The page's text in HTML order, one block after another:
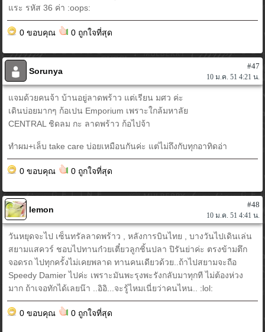
แระ รหัส 36 ค่า :oops:
0 ขอบคุณ 0 ถูกใจที่สุด
Sorunya
#47
10 ม.ค. 51 4:21 น.
แจมด้วยคนจ้า บ้านอยู่ลาดพร้าว แต่เรียน มศว ค่ะ
เดินบ่อยมากๆ ก้อเปน Emporium เพราะใกล้มหาลัย
CENTRAL ชิดลม กะ ลาดพร้าว ก้อไปจ้า
ทำผม+เล็บ take care บ่อยเหมือนกันค่ะ แต่ไม่ถึงกับทุกอาทิดอ่า
0 ขอบคุณ 0 ถูกใจที่สุด
lemon
#48
10 ม.ค. 51 4:41 น.
วันหยุดจะไป เซ็นทรัลลาดพร้าว , หลังการบินไทย , บางวันไปเดินเล่น
สยามแสควร์ ชอบไปทานก๋วยเตี๋ยวลูกชิ้นปลา ปิรันย่าค่ะ ตรงข้ามตึก
จอดรถ ไปทุกครั้งไม่เคยพลาด ทานคนเดียวด้วย..ถ้าไปสยามจะถือ
Speedy Damier ไปค่ะ เพราะมันพะรุงพะรังกลับมาทุกที ไม่ต้องห่วง
มาก ถ้าเจอทักได้เลยน๊า ..อิอิ...จะรู้ไหมเนี่ยว่าคนไหน.. :lol:
0 ขอบคุณ 0 ถูกใจที่สุด